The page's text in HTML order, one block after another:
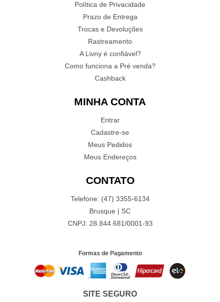
Política de Privacidade
Prazo de Entrega
Trocas e Devoluções
Rastreamento
A Livny é confiável?
Como funciona a Pré venda?
Cashback
MINHA CONTA
Entrar
Cadastre-se
Meus Pedidos
Meus Endereços
CONTATO
Telefone: (47) 3355-6134
Brusque | SC
CNPJ: 28.844.681/0001-93
Formas de Pagamento
SITE SEGURO